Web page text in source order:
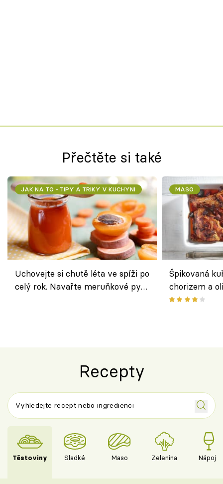
Přečtěte si také
JAK NA TO - TIPY A TRIKY V KUCHYNI
Uchovejte si chutě léta ve spíži po
celý rok. Navařte meruňkové pyré
MASO
Špikovaná
chorizem a
letní
Recepty
Těstoviny Sladké Maso Zelenina Nápoje